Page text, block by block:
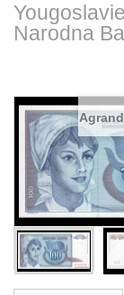
Narodna